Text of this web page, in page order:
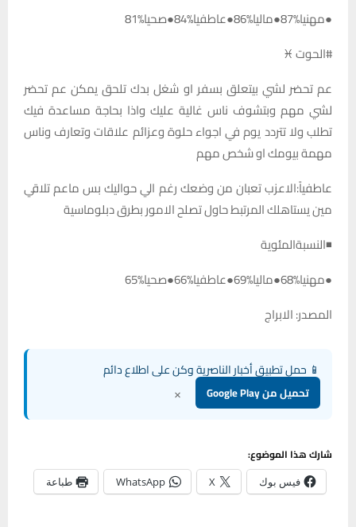
●مهنيا%87●ماليا%86●عاطفيا%84●صحيا%81
#الحوت ♓
عم تحضر لشي بيتعلق بسفر او شغل بدك تلحق يمكن عم تحضر
لشي مهم وبتشوف ناس غالية عليك واذا بحاجة مساعدة فيك
تطلب ولا تتردد يوم في اجواء حلوة وعزائم علاقات وتعارف وناس
مهمة بيومك او شخص مهم
عاطفياً:الاعزب تعبان من وضعك رغم الي حواليك بس ماعم تلاقي
مين يستاهلك المرتبط حاول تصلح الامور بطرق دبلوماسية
◾النسبةالمئوية
●مهنيا%68●ماليا%69●عاطفيا%66●صحيا%65
المصدر: الابراج
📱 حمل تطبيق أخبار الناصرية وكن على اطلاع دائم
تحميل من Google Play ×
شارك هذا الموضوع:
فيس بوك X
WhatsApp طباعة